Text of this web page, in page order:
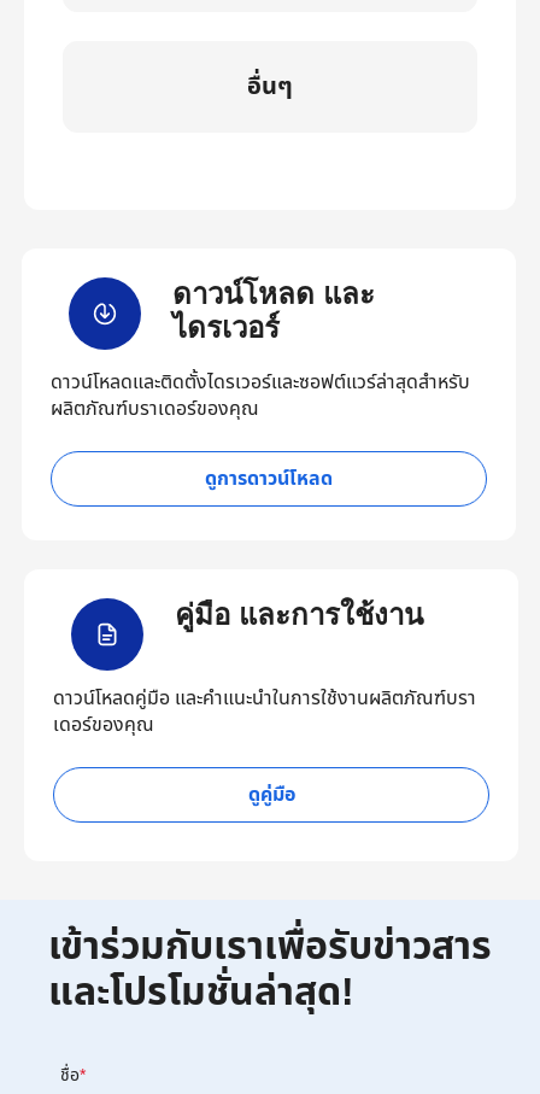
อื่นๆ
ดาวน์โหลด และ
ไดรเวอร์
ดาวน์โหลดและติดตั้งไดรเวอร์และซอฟต์แวร์ล่าสุดสำหรับ
ผลิตภัณฑ์บราเดอร์ของคุณ
ดูการดาวน์โหลด
คู่มือ และการใช้งาน
ดาวน์โหลดคู่มือ และคำแนะนำในการใช้งานผลิตภัณฑ์บรา
เดอร์ของคุณ
ดูคู่มือ
เข้าร่วมกับเราเพื่อรับข่าวสาร
และโปรโมชั่นล่าสุด!
ชื่อ*